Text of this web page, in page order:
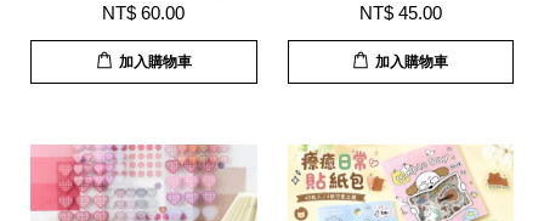
NT$ 60.00
加入購物車
NT$ 45.00
加入購物車